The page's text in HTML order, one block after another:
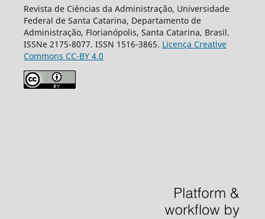
Revista de Ciências da Administração, Universidade
Federal de Santa Catarina, Departamento de
Administração, Florianópolis, Santa Catarina, Brasil.
ISSNe 2175-8077. ISSN 1516-3865. Licença Creative
Commons CC-BY 4.0